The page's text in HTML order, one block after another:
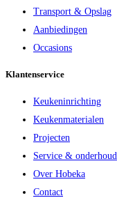
Transport & Opslag
Aanbiedingen
Occasions
Klantenservice
Keukeninrichting
Keukenmaterialen
Projecten
Service & onderhoud
Over Hobeka
Contact